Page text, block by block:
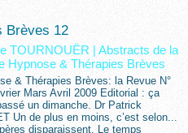
Brèves 12
TOURNOUËR |Abstracts de la
Hypnose & Thérapies Brèves
& Thérapies Brèves: la Revue N°
Mars Avril 2009 Editorial : ça
un dimanche. Dr Patrick
Un de plus en moins, c’est selon...
disparaissent. Le temps